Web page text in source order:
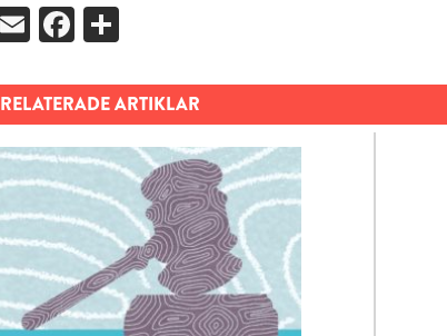
EmailFacebook
Dela
RELATERADE ARTIKLAR